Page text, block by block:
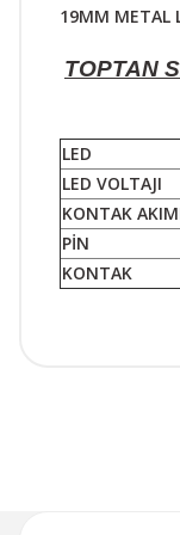
19MM METAL
TOPTAN
LED
LED VOLTAJI
KONTAK
PİN
KONTAK